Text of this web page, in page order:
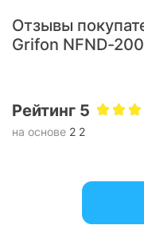
подтверждено
Отзывы
Grifon NFND-
Рейтинг 5
на основе 2 2